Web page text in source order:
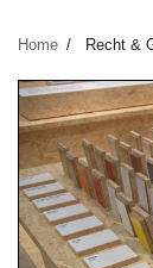
Home Recht &